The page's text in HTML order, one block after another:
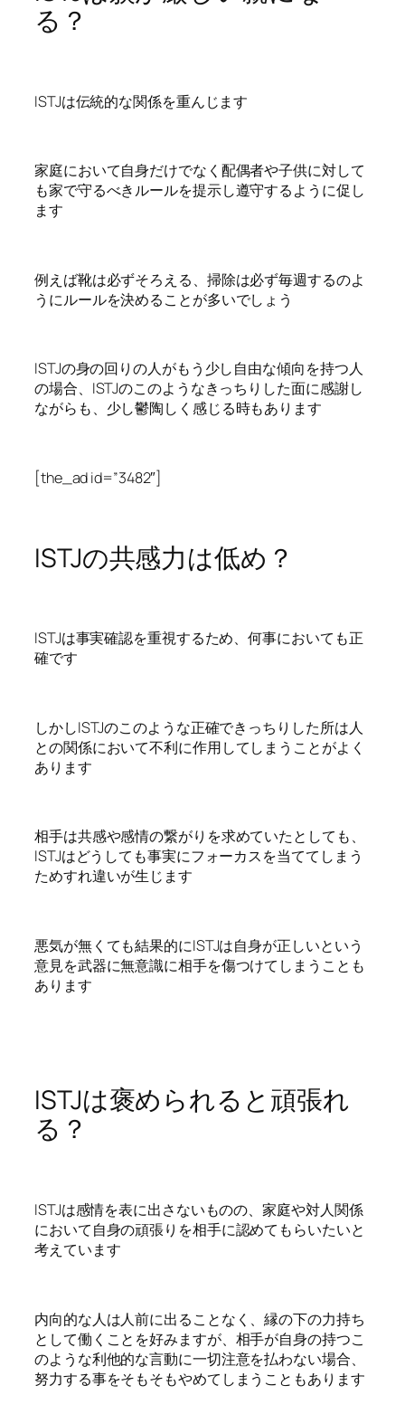
る？
ISTJは伝統的な関係を重んじます
家庭において自身だけでなく配偶者や子供に対して
も家で守るべきルールを提示し遵守するように促し
ます
例えば靴は必ずそろえる、掃除は必ず毎週するのよ
うにルールを決めることが多いでしょう
ISTJの身の回りの人がもう少し自由な傾向を持つ人
の場合、ISTJのこのようなきっちりした面に感謝し
ながらも、少し鬱陶しく感じる時もあります
[the_ad id=”3482″]
ISTJの共感力は低め？
ISTJは事実確認を重視するため、何事においても正
確です
しかしISTJのこのような正確できっちりした所は人
との関係において不利に作用してしまうことがよく
あります
相手は共感や感情の繋がりを求めていたとしても、
ISTJはどうしても事実にフォーカスを当ててしまう
ためすれ違いが生じます
悪気が無くても結果的にISTJは自身が正しいという
意見を武器に無意識に相手を傷つけてしまうことも
あります
ISTJは褒められると頑張れ
る？
ISTJは感情を表に出さないものの、家庭や対人関係
において自身の頑張りを相手に認めてもらいたいと
考えています
内向的な人は人前に出ることなく、縁の下の力持ち
として働くことを好みますが、相手が自身の持つこ
のような利他的な言動に一切注意を払わない場合、
努力する事をそもそもやめてしまうこともあります